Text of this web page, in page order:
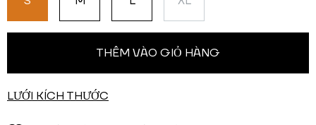
THÊM VÀO GIỎ HÀNG
LƯỚI KÍCH THƯỚC